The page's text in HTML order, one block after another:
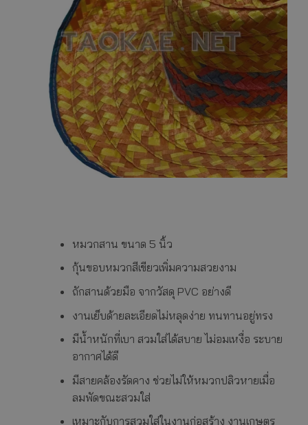
หมวกสาน ขนาด 5 นิ้ว
กุ้นขอบหมวกสีเขียวเพิ่มความสวยงาม
ถักสานด้วยมือ จากวัสดุ PVC อย่างดี
งานเย็บด้ายละเอียดไม่หลุดง่าย ทนทานอยู่ทรง
มีน้ำหนักที่เบา สวมใส่ได้สบาย ไม่อมเหงื่อ ระบาย
อากาศได้ดี
มีสายคล้องรัดคาง ช่วยไม่ให้หมวกปลิวหายเมื่อ
ลมพัดขณะสวมใส่
เหมาะกับการสวมใส่ในงานก่อสร้าง งานเกษตร